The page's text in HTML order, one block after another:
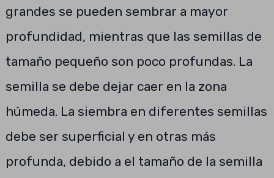
grandes se pueden sembrar a mayor
profundidad, mientras que las semillas de
tamaño pequeño son poco profundas. La
semilla se debe dejar caer en la zona
húmeda. La siembra en diferentes semillas
debe ser superficial y en otras más
profunda, debido a el tamaño de la semilla